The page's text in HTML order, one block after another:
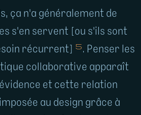
ça n'a généralement de
s'en servent [ou s'ils sont
récurrent]
5 . Penser les
collaborative apparaît
et cette relation
au design grâce à